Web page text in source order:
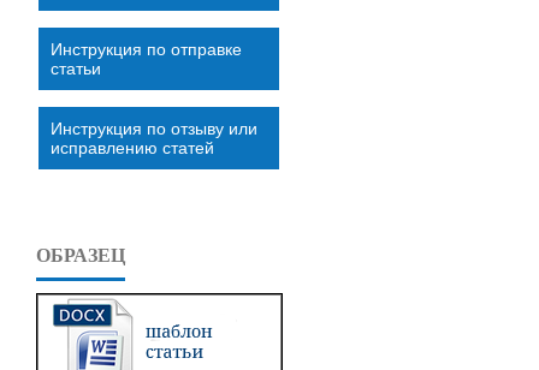
Инструкция по отправке
статьи
Инструкция по отзыву или
исправлению статей
ОБРАЗЕЦ